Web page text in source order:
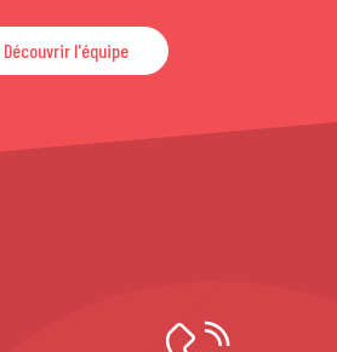
Découvrir l'équipe